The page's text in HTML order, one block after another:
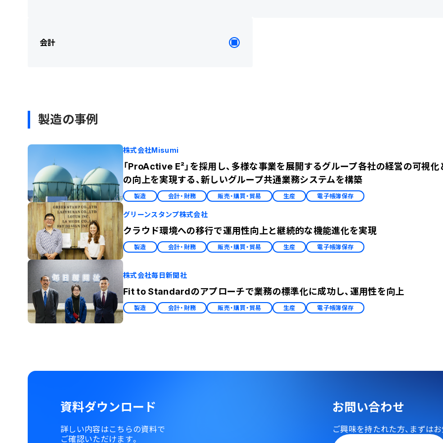
会計
製造の事例
株式会社Misumi
「ProActive E²」を採用し、多様な事業を展開するグループ各社の経営の可視
の向上を実現する、新しいグループ共通業務システムを構築
製造 会計・財務 販売・購買・貿易 生産 電子帳簿保存
グリーンスタンプ株式会社
クラウド環境への移行で運用性向上と継続的な機能進化を実現
製造 会計・財務 販売・購買・貿易 生産 電子帳簿保存
株式会社毎日新聞社
Fit to Standardのアプローチで業務の標準化に成功し、運用性を向上
製造 会計・財務 販売・購買・貿易 生産 電子帳簿保存
資料ダウンロード
詳しい内容はこちらの資料で
ご確認いただけます。
お問い合わせ
ご興味を持たれた方、 まずは